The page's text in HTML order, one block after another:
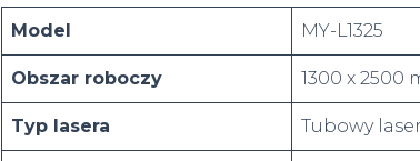
Model MY-L1325
Obszar roboczy 1300 x 2500
Typ lasera Tubowy